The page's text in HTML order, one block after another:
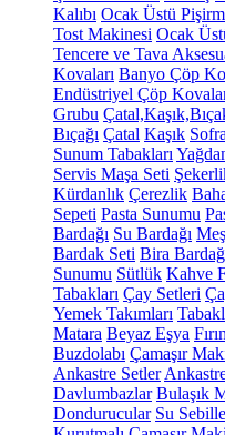
Kalıbı Ocak Üstü
Tost Makinesi Ocak
Tencere ve Tava
Kovaları Banyo Çöp
Endüstriyel Çöp
Grubu
Bıçağı Çatal Kaşık
Sunum Tabakları
Servis Maşa Seti
Kürdanlık Çerezlik
Sepeti Pasta Sunumu
Bardağı Su Bardağı
Bardak Seti Bira
Sunumu Sütlük Kahve
Tabakları Çay Setleri
Yemek Takımları
Matara Beyaz Eşya Fırın
Buzdolabı Çamaşır
Ankastre Setler
Davlumbazlar Bulaşık
Dondurucular Su